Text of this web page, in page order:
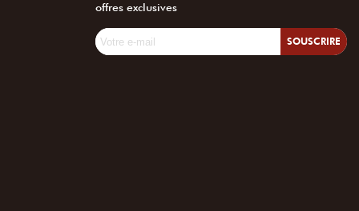
offres exclusives
SOUSCRIRE